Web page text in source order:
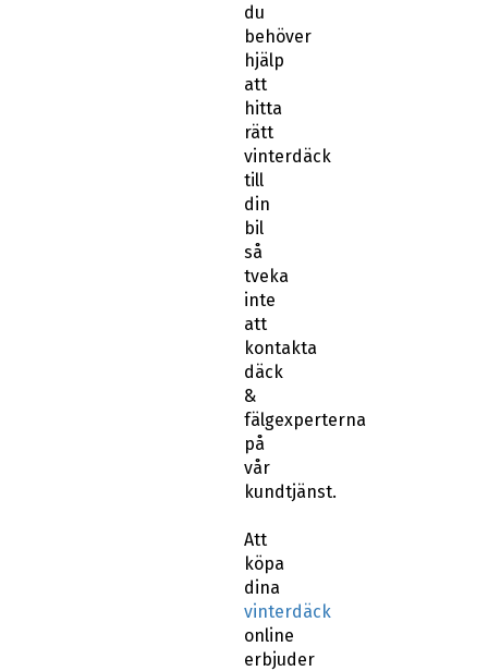
du
behöver
hjälp
att
hitta
rätt
vinterdäck
till
din
bil
så
tveka
inte
att
kontakta
däck
&
fälgexperterna
på
vår
kundtjänst.
Att
köpa
dina
vinterdäck
online
erbjuder